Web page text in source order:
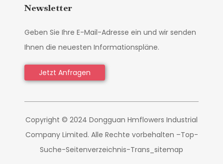
Newsletter
Geben Sie Ihre E-Mail-Adresse ein und wir senden
Ihnen die neuesten Informationspläne.
Jetzt Anfragen
Copyright © 2024 Dongguan Hmflowers Industrial
Company Limited. Alle Rechte vorbehalten –Top-
Suche-Seitenverzeichnis-Trans_sitemap